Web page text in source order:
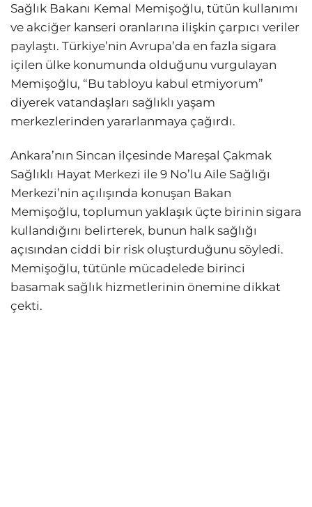
Sağlık Bakanı Kemal Memişoğlu, tütün kullanımı
ve akciğer kanseri oranlarına ilişkin çarpıcı veriler
paylaştı. Türkiye’nin Avrupa’da en fazla sigara
içilen ülke konumunda olduğunu vurgulayan
Memişoğlu, “Bu tabloyu kabul etmiyorum”
diyerek vatandaşları sağlıklı yaşam
merkezlerinden yararlanmaya çağırdı.
Ankara’nın Sincan ilçesinde Mareşal Çakmak
Sağlıklı Hayat Merkezi ile 9 No’lu Aile Sağlığı
Merkezi’nin açılışında konuşan Bakan
Memişoğlu, toplumun yaklaşık üçte birinin sigara
kullandığını belirterek, bunun halk sağlığı
açısından ciddi bir risk oluşturduğunu söyledi.
Memişoğlu, tütünle mücadelede birinci
basamak sağlık hizmetlerinin önemine dikkat
çekti.